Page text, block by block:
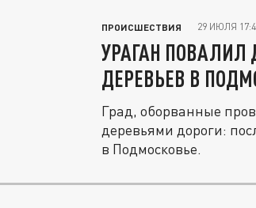
ПРОИСШЕСТВИЯ 29 ИЮЛЯ
УРАГАН ПОВАЛИЛ
ДЕРЕВЬЕВ В
Град, оборванные
деревьями дороги:
в Подмосковье.